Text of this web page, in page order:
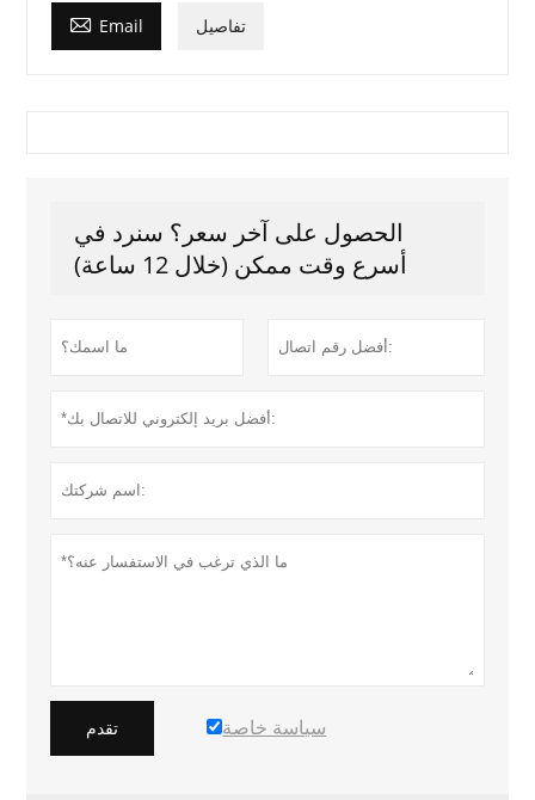
 Email تفاصيل
الحصول على آخر سعر؟ سنرد في
أسرع وقت ممكن (خلال 12 ساعة)
تقدم سياسة خاصة